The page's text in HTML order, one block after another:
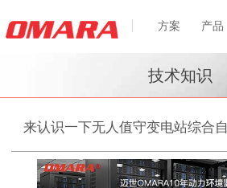
方案 产品
技术知识
来认识一下无人值守变电站综合